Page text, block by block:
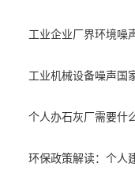
工业企业厂界环境噪
工业机械设备噪声国
个人办石灰厂需要什
环保政策解读：个人